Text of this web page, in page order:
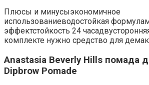
Плюсы и минусыэкономичное
использованиеводостойкая
эффектстойкость 24
комплекте нужно средство для
Anastasia Beverly Hills помада
Dipbrow Pomade